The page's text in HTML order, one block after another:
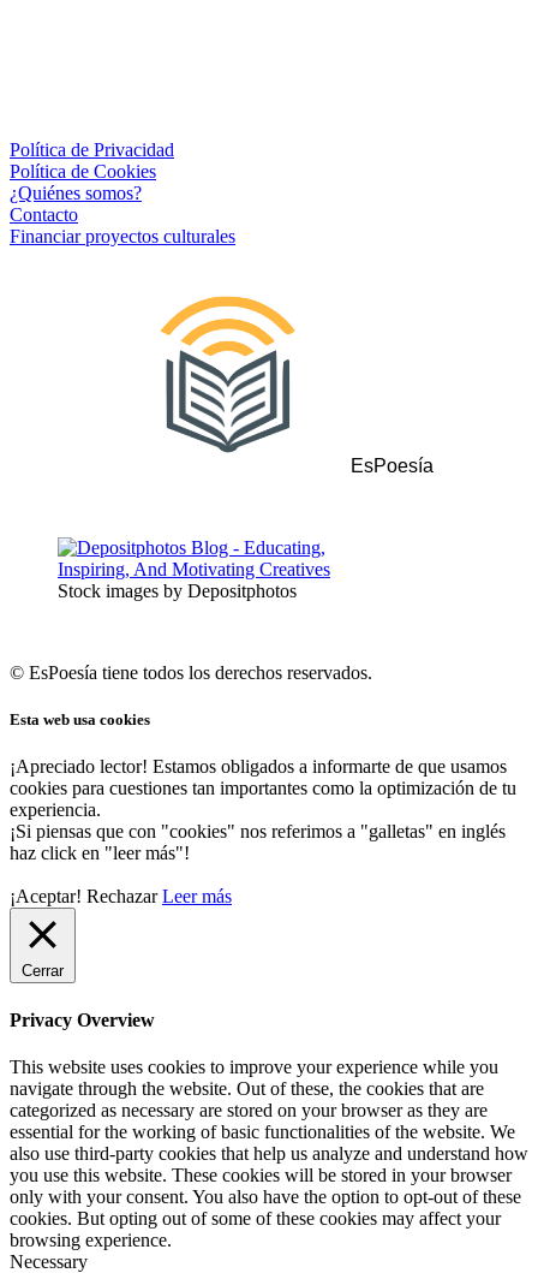
Política de Privacidad
Política de Cookies
¿Quiénes somos?
Contacto
Financiar proyectos culturales
EsPoesía
Stock images by Depositphotos
© EsPoesía tiene todos los derechos reservados.
Esta web usa cookies
¡Apreciado lector! Estamos obligados a informarte de que usamos
cookies para cuestiones tan importantes como la optimización de tu
experiencia.
¡Si piensas que con "cookies" nos referimos a "galletas" en inglés
haz click en "leer más"!
¡Aceptar! Rechazar Leer más
Cerrar
Privacy Overview
This website uses cookies to improve your experience while you
navigate through the website. Out of these, the cookies that are
categorized as necessary are stored on your browser as they are
essential for the working of basic functionalities of the website. We
also use third-party cookies that help us analyze and understand how
you use this website. These cookies will be stored in your browser
only with your consent. You also have the option to opt-out of these
cookies. But opting out of some of these cookies may affect your
browsing experience.
Necessary